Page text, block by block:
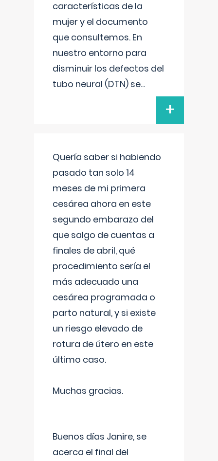
características de la
mujer y el documento
que consultemos. En
nuestro entorno para
disminuir los defectos del
tubo neural (DTN) se...
+
Quería saber si habiendo
pasado tan solo 14
meses de mi primera
cesárea ahora en este
segundo embarazo del
que salgo de cuentas a
finales de abril, qué
procedimiento sería el
más adecuado una
cesárea programada o
parto natural, y si existe
un riesgo elevado de
rotura de útero en este
último caso.
Muchas gracias.
Buenos días Janire, se
acerca el final del